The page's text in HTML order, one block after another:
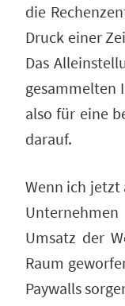
die
Druck einer
Das
gesammelten
also für eine
darauf.
Wenn ich jetzt
Umsatz der
Raum
Paywalls